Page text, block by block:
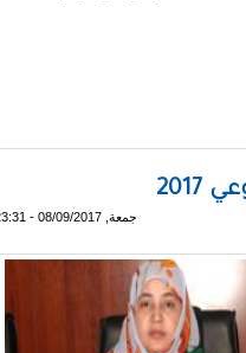
جمعة, 08/09/2017 - 23:31